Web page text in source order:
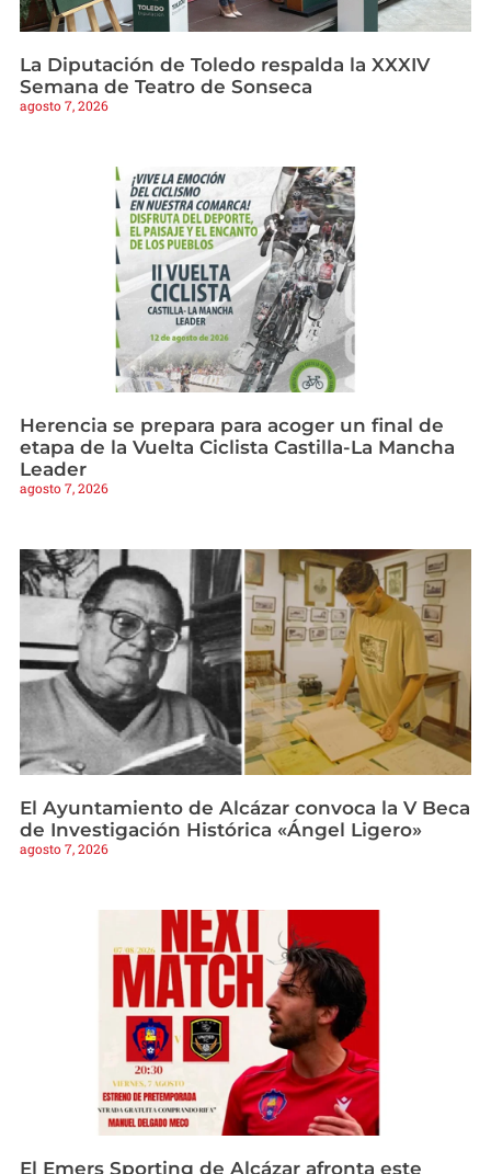
La Diputación de Toledo respalda la XXXIV
Semana de Teatro de Sonseca
agosto 7, 2026
Herencia se prepara para acoger un final de
etapa de la Vuelta Ciclista Castilla-La Mancha
Leader
agosto 7, 2026
El Ayuntamiento de Alcázar convoca la V Beca
de Investigación Histórica «Ángel Ligero»
agosto 7, 2026
El Emers Sporting de Alcázar afronta este